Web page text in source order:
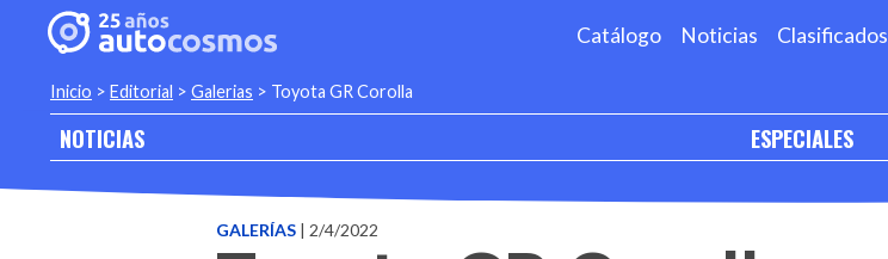
Catálogo Noticias Clasificados
Inicio > Editorial > Galerias > Toyota GR Corolla
NOTICIAS ESPECIALES
GALERÍAS | 2/4/2022